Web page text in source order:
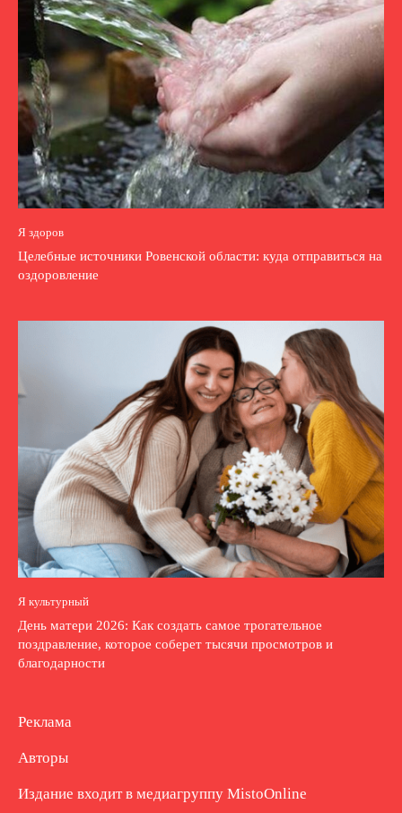
Я здоров
Целебные источники Ровенской области: куда отправиться на
оздоровление
Я культурный
День матери 2026: Как создать самое трогательное
поздравление, которое соберет тысячи просмотров и
благодарности
Реклама
Авторы
Издание входит в медиагруппу MistoOnline